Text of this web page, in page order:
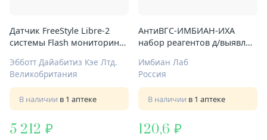
Датчик FreeStyle Libre-2
системы Flash мониторинга
Эбботт Дайабитиз Кэе Лтд.
Великобритания
В наличии в 1 аптеке
5 212
АнтиВГС-ИМБИАН-ИХА
набор реагентов д/выявл
(ВГС) в сывор компл 1
Арт.SR-003/1
Имбиан Лаб
Россия
В наличии в 1 аптеке
120,6